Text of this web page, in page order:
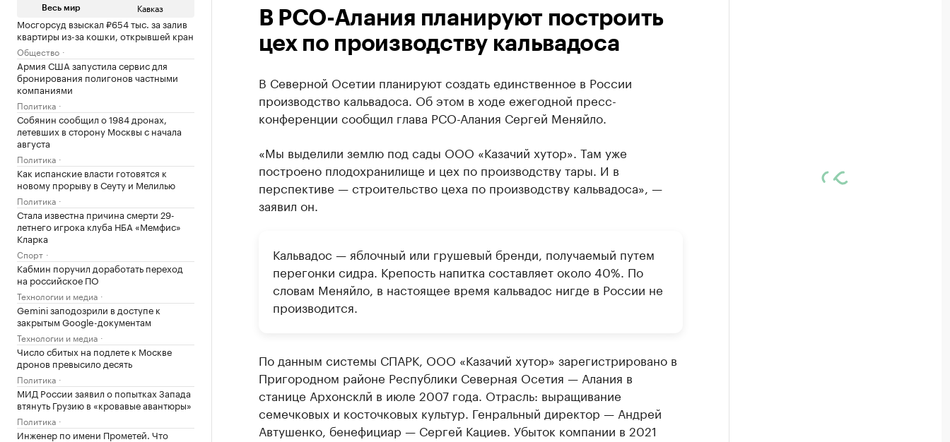
Весь мир Кавказ
Мосгорсуд взыскал ₽654 тыс. за залив
квартиры из-за кошки, открывшей кран
Общество
Армия США запустила сервис для
бронирования полигонов частными
компаниями
Политика
Собянин сообщил о 1984 дронах,
летевших в сторону Москвы с начала
августа
Политика
Как испанские власти готовятся к
новому прорыву в Сеуту и Мелилью
Политика
Стала известна причина смерти 29-
летнего игрока клуба НБА «Мемфис»
Кларка
Спорт
Кабмин поручил доработать переход
на российское ПО
Технологии и медиа
Gemini заподозрили в доступе к
закрытым Google-документам
Технологии и медиа
Число сбитых на подлете к Москве
дронов превысило десять
Политика
МИД России заявил о попытках Запада
втянуть Грузию в «кровавые авантюры»
Политика
Инженер по имени Прометей. Что
В РСО-Алания планируют построить
цех по производству кальвадоса
В Северной Осетии планируют создать единственное в России
производство кальвадоса. Об этом в ходе ежегодной пресс-
конференции сообщил глава РСО-Алания Сергей Меняйло.
«Мы выделили землю под сады ООО «Казачий хутор». Там уже
построено плодохранилище и цех по производству тары. И в
перспективе — строительство цеха по производству кальвадоса», —
заявил он.
Кальвадос — яблочный или грушевый бренди, получаемый путем
перегонки сидра. Крепость напитка составляет около 40%. По
словам Меняйло, в настоящее время кальвадос нигде в России не
производится.
По данным системы СПАРК, ООО «Казачий хутор» зарегистрировано в
Пригородном районе Республики Северная Осетия — Алания в
станице Архонсклй в июле 2007 года. Отрасль: выращивание
семечковых и косточковых культур. Генральный директор — Андрей
Автушенко, бенефициар — Сергей Кациев. Убыток компании в 2021